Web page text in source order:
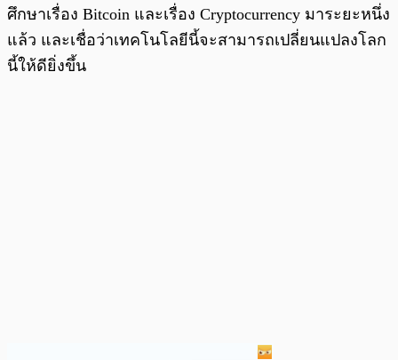
ศึกษาเรื่อง Bitcoin และเรื่อง Cryptocurrency มาระยะหนึ่ง
แล้ว และเชื่อว่าเทคโนโลยีนี้จะสามารถเปลี่ยนแปลงโลก
นี้ให้ดียิ่งขึ้น